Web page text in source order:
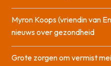
Myron Koops (vriendin van
nieuws over gezondheid
Grote zorgen om vermist